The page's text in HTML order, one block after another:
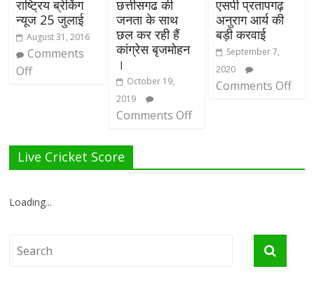
राष्ट्रिय ब्रेकिंग
न्यूज 25 जुलाई
August 31, 2016
Comments
Off
छत्तीसगढ की
जनता के साथ
छल कर रही हैं
कांग्रेस बृजमोहन
।
October 19,
2019
Comments Off
एसपी प्रतापगढ़
अनुराग आर्य की
बड़ी करवाई
September 7,
2020
Comments Off
Live Cricket Score
Loading...